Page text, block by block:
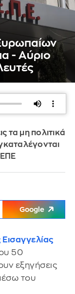
- Αύριο
τα μη πολιτικά
Google
Εισαγγελίας
50
εξηγήσεις
του